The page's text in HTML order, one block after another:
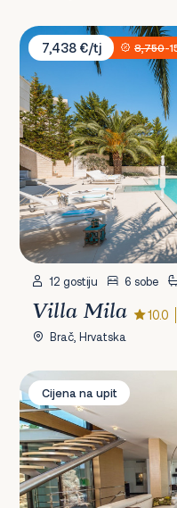
Villa Mila
7,438 €/tj
8,750-
12 gostiju 6 sobe
Villa Mila 10.0
Brač, Hrvatska
Villa Golden Star
Cijena na upit